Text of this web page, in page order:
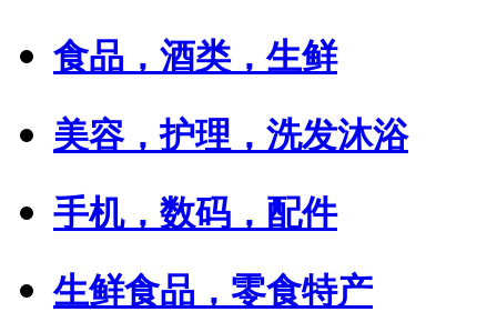
食品，酒类，生鲜
美容，护理，洗发沐浴
手机，数码，配件
生鲜食品，零食特产